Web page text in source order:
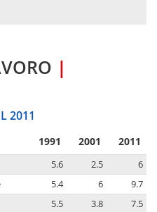
|
2011
1991 2001 2011
5.6 2.5
6
5.4 6
9.7
5.5 3.8
7.5